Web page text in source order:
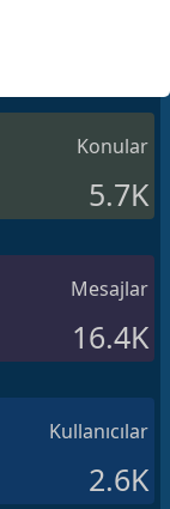
Konular
5.7K
Mesajlar
16.4K
Kullanıcılar
2.6K